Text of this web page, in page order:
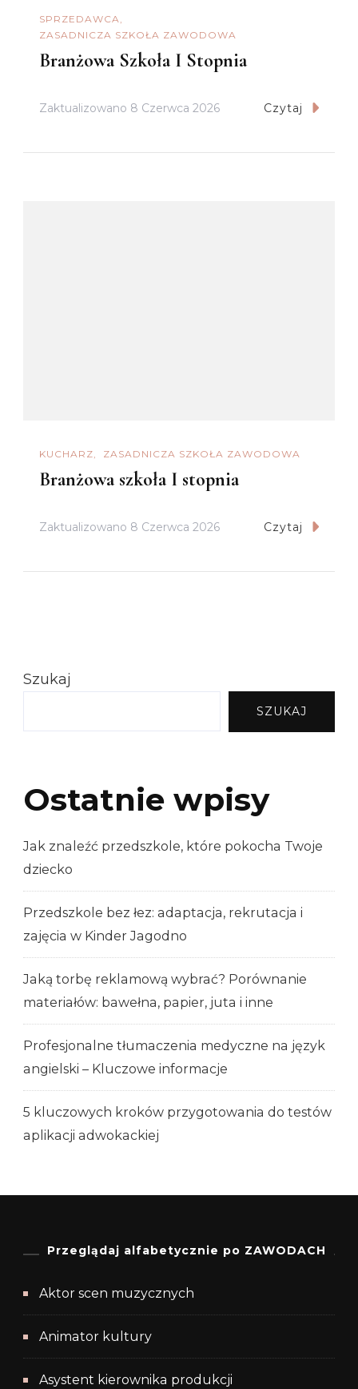
SPRZEDAWCA
ZASADNICZA SZKOŁA ZAWODOWA
Branżowa Szkoła I Stopnia
Zaktualizowano 8 Czerwca 2026 Czytaj
KUCHARZ ZASADNICZA SZKOŁA ZAWODOWA
Branżowa szkoła I stopnia
Zaktualizowano 8 Czerwca 2026 Czytaj
Szukaj
SZUKAJ
Ostatnie wpisy
Jak znaleźć przedszkole, które pokocha Twoje
dziecko
Przedszkole bez łez: adaptacja, rekrutacja i
zajęcia w Kinder Jagodno
Jaką torbę reklamową wybrać? Porównanie
materiałów: bawełna, papier, juta i inne
Profesjonalne tłumaczenia medyczne na język
angielski – Kluczowe informacje
5 kluczowych kroków przygotowania do testów
aplikacji adwokackiej
Przeglądaj alfabetycznie po ZAWODACH
Aktor scen muzycznych
Animator kultury
Asystent kierownika produkcji